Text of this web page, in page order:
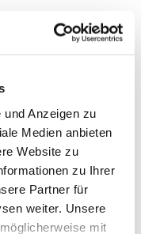
Anzeigen zu
Medien anbieten
Website zu
zu Ihrer
Partner für
weiter. Unsere
mit